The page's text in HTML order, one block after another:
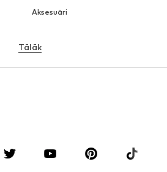
Aksesuāri
Tālāk